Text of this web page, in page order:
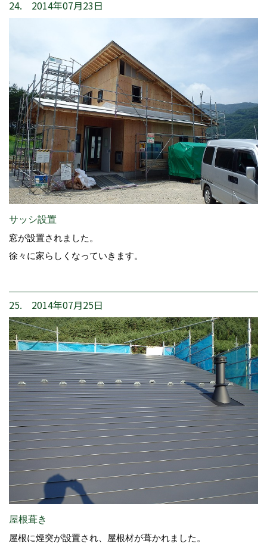
24. 2014年07月23日
サッシ設置
窓が設置されました。
徐々に家らしくなっていきます。
25. 2014年07月25日
屋根葺き
屋根に煙突が設置され、屋根材が葺かれました。